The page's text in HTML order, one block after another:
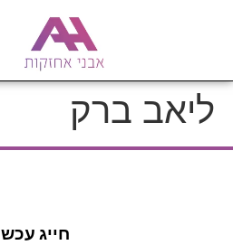
ליאב ברק
חייג